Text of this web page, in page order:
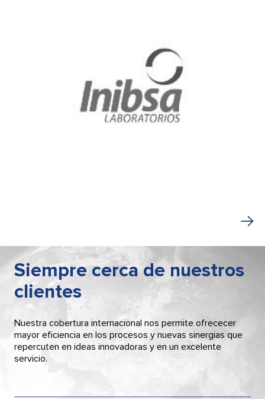
Siempre cerca de nuestros
clientes
Nuestra cobertura internacional nos permite ofrececer
mayor eficiencia en los procesos y nuevas sinergias que
repercuten en ideas innovadoras y en un excelente
servicio.